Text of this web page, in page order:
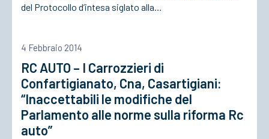
del Protocollo d’intesa siglato alla…
4 Febbraio 2014
RC AUTO – I Carrozzieri di
Confartigianato, Cna, Casartigiani:
“Inaccettabili le modifiche del
Parlamento alle norme sulla riforma Rc
auto”